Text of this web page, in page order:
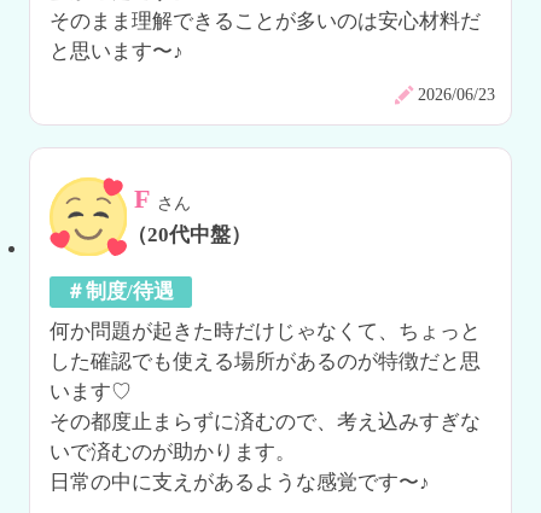
そのまま理解できることが多いのは安心材料だ
と思います〜♪
2026/06/23
F さん
（20代中盤）
＃制度/待遇
何か問題が起きた時だけじゃなくて、ちょっと
した確認でも使える場所があるのが特徴だと思
います♡
その都度止まらずに済むので、考え込みすぎな
いで済むのが助かります。
日常の中に支えがあるような感覚です〜♪